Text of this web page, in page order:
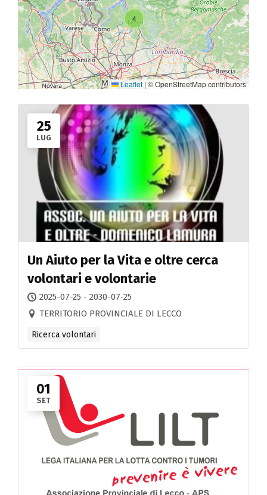
4
Leaflet | © OpenStreetMap contributors
25
LUG
Un Aiuto per la Vita e oltre cerca
volontari e volontarie
2025-07-25 - 2030-07-25
TERRITORIO PROVINCIALE DI LECCO
Ricerca volontari
01
SET